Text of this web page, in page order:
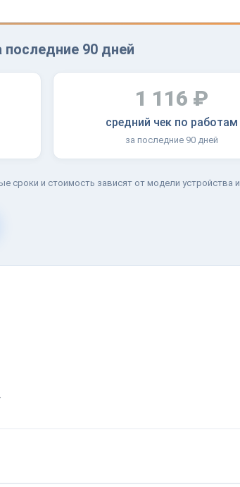
последние 90 дней
1 116 ₽
средний чек по работам
за последние 90 дней
сроки и стоимость зависят от модели устройства и